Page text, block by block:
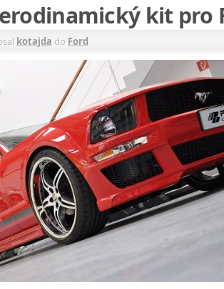
kit pro
kotajda do Ford